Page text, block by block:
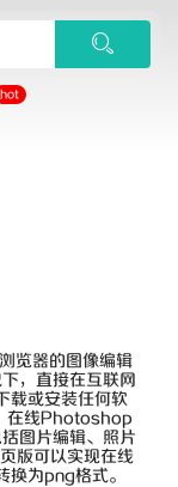
hot
览器的图像编辑
，直接在互联网
载或安装任何软
在线Photoshop
图片编辑、照片
版可以实现在线
为png格式。